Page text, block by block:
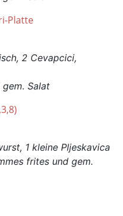
Platte
2 Cevapcici,
Salat
1 kleine Pljeskavica
frites und gem.